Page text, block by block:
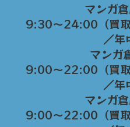
マンガ
9:30～24:00（買取
／年
マンガ
9:00～22:00（買取
／年
マンガ
9:00〜22:00（買取